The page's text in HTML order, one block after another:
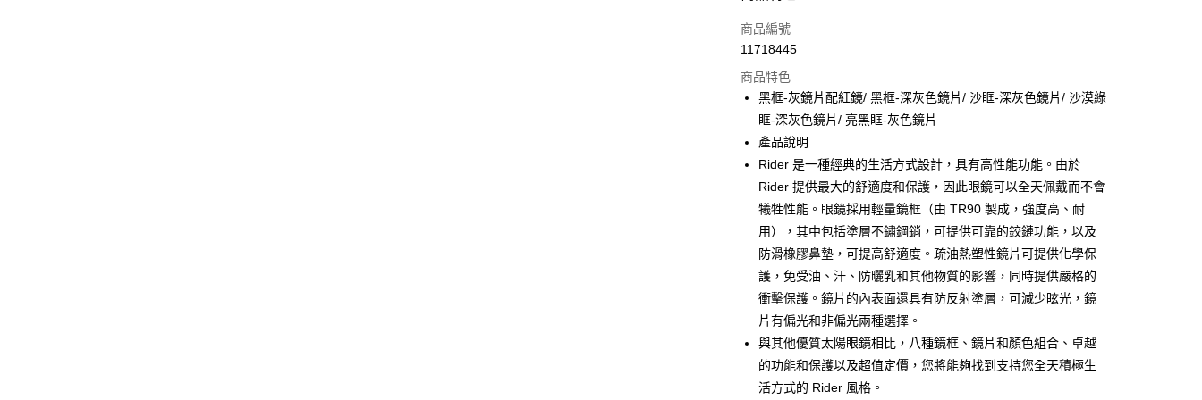
信用卡一次付款
3 期 0 利率 每期 NT$1,500 21家銀行
合作金庫商業銀行
華南商業銀行
國泰世華商業銀行
兆豐國際商業銀行
臺灣中小企業銀行
台中商業銀行
匯豐（台灣）商業銀行
華泰商業銀行
聯邦商業銀行
遠東國際商業銀行
元大商業銀行
永豐商業銀行
台新國際商業銀行
中國信託商業銀行
台灣樂天信用卡公司
超商取貨付款
Apple Pay
悠遊付
AFTEE先享後付
相關說明
【關於「AFTEE先享後付」】
AFTEE先享後付是「在收到商品之後才付款」的支付方式。 讓您購物簡單
便利好安心！
１．簡單：不需註冊會員、不需綁卡、不需儲值。
２．便利：只要手機號碼，簡訊認證，即可結帳。
ATM付款
貨到付款
商品編號
11718445
商品特色
黑框-灰鏡片配紅鏡/ 黑框-深灰色鏡片/ 沙眶-深灰色鏡片/ 沙漠綠
眶-深灰色鏡片/ 亮黑眶-灰色鏡片
產品說明
Rider 是一種經典的生活方式設計，具有高性能功能。由於
Rider 提供最大的舒適度和保護，因此眼鏡可以全天佩戴而不會
犧牲性能。眼鏡採用輕量鏡框（由 TR90 製成，強度高、耐
用），其中包括塗層不鏽鋼銷，可提供可靠的鉸鏈功能，以及
防滑橡膠鼻墊，可提高舒適度。疏油熱塑性鏡片可提供化學保
護，免受油、汗、防曬乳和其他物質的影響，同時提供嚴格的
衝擊保護。鏡片的內表面還具有防反射塗層，可減少眩光，鏡
片有偏光和非偏光兩種選擇。
與其他優質太陽眼鏡相比，八種鏡框、鏡片和顏色組合、卓越
的功能和保護以及超值定價，您將能夠找到支持您全天積極生
活方式的 Rider 風格。